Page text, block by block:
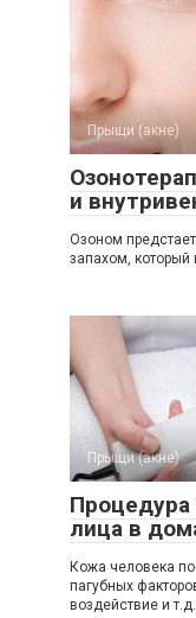
Прыщи (акне)
и
Озоном
запахом, который
Прыщи (акне)
Процедура
лица в
Кожа человека
пагубных
воздействие и т.д.